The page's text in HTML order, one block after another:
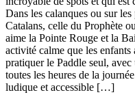
Dans les calanques ou sur
Catalans, celle du Prophète
aime la Pointe Rouge et la
activité calme que les
pratiquer le Paddle seul,
toutes les heures de la
ludique et accessible […]